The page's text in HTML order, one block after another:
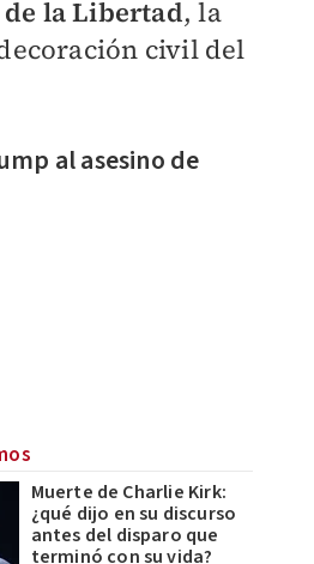
la Libertad, la
civil del
al asesino de
Muerte de Charlie Kirk:
¿qué dijo en su discurso
antes del disparo que
terminó con su vida?